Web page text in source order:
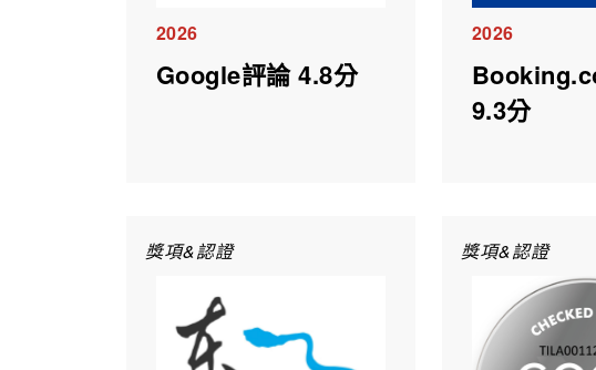
2026
Google評論 4.8分
2026
9.3分
獎項&認證 獎項&認證